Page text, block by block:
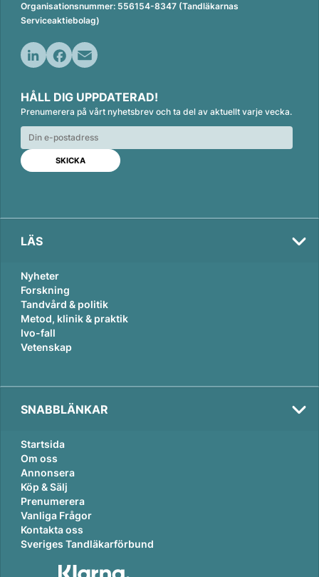
Organisationsnummer: 556154-8347 (Tandläkarnas
Serviceaktiebolag)
n
k
e
d
n
c
e
b
o
o
k
a
i
l
HÅLL DIG UPPDATERAD!
Prenumerera på vårt nyhetsbrev och ta del av aktuellt varje vecka.
LÄS
Nyheter
Forskning
Tandvård & politik
Metod, klinik & praktik
Ivo-fall
Vetenskap
SNABBLÄNKAR
Startsida
Om oss
Annonsera
Köp & Sälj
Prenumerera
Vanliga Frågor
Kontakta oss
Sveriges Tandläkarförbund